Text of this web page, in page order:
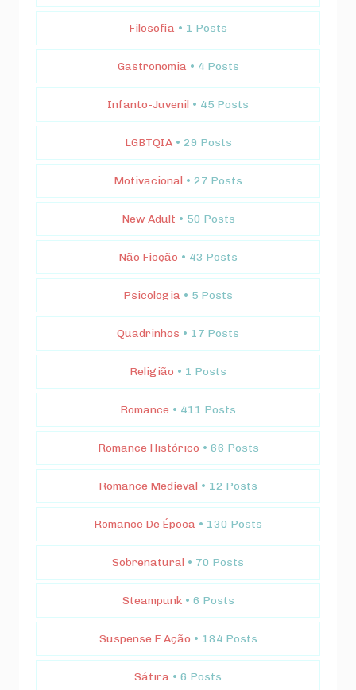
Filosofia • 1 Posts
Gastronomia • 4 Posts
Infanto-Juvenil • 45 Posts
LGBTQIA • 29 Posts
Motivacional • 27 Posts
New Adult • 50 Posts
Não Ficção • 43 Posts
Psicologia • 5 Posts
Quadrinhos • 17 Posts
Religião • 1 Posts
Romance • 411 Posts
Romance Histórico • 66 Posts
Romance Medieval • 12 Posts
Romance De Época • 130 Posts
Sobrenatural • 70 Posts
Steampunk • 6 Posts
Suspense E Ação • 184 Posts
Sátira • 6 Posts